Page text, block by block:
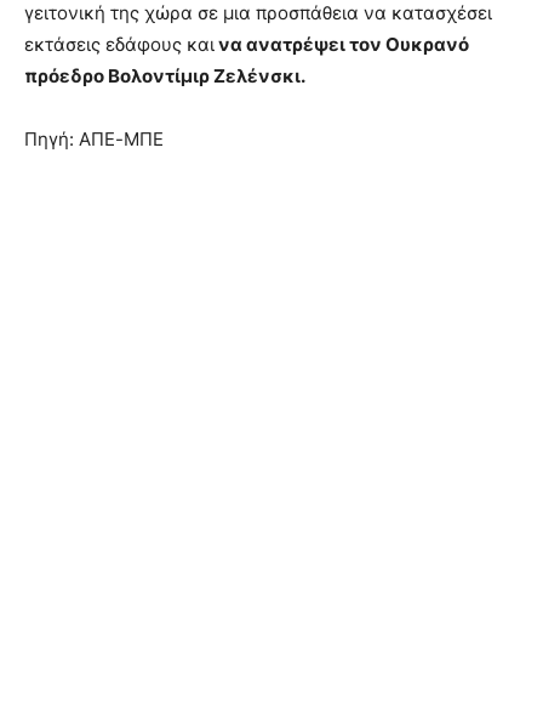
γειτονική της χώρα σε μια προσπάθεια να κατασχέσει
εκτάσεις εδάφους καινα ανατρέψει τον Ουκρανό
πρόεδρο Βολοντίμιρ Ζελένσκι.
Πηγή: ΑΠΕ-ΜΠΕ